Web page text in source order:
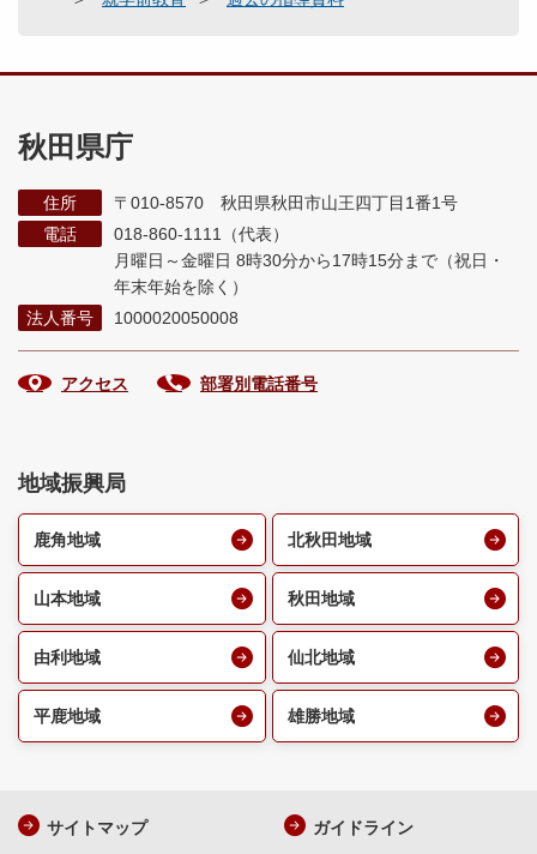
秋田県庁
住所
〒010-8570 秋田県秋田市山王四丁目1番1号
電話
018-860-1111（代表）
月曜日～金曜日 8時30分から17時15分まで （祝日・
年末年始を除く）
法人番号
1000020050008
アクセス 部署別電話番号
地域振興局
鹿角地域 北秋田地域
山本地域 秋田地域
由利地域 仙北地域
平鹿地域 雄勝地域
サイトマップ ガイドライン